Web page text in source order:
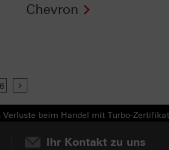
Chevron
beim Handel mit Turbo-
Ihr Kontakt zu uns